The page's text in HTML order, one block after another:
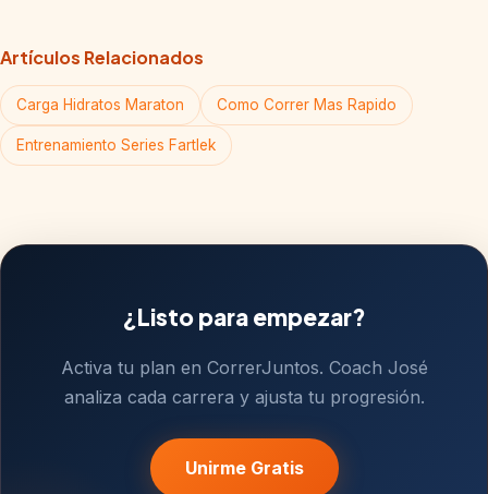
Artículos Relacionados
Carga Hidratos Maraton Como Correr Mas Rapido
Entrenamiento Series Fartlek
¿Listo para empezar?
Activa tu plan en CorrerJuntos. Coach José
analiza cada carrera y ajusta tu progresión.
Unirme Gratis